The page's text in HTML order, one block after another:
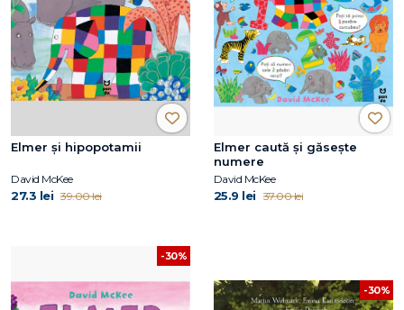
Elmer și hipopotamii
David McKee
27.3 lei 39.00 lei
Elmer caută și găsește
numere
David McKee
25.9 lei 37.00 lei
-30%
-30%